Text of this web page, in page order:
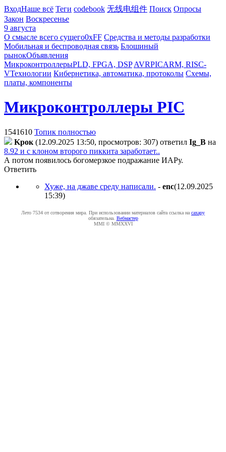
ВходНаше всё Теги codebook 无线电组件 Поиск Опросы
Закон Воскресенье
9 августа
О смысле всего сущего0xFF Средства и методы разработки
Мобильная и беспроводная связь Блошиный
рынокОбъявления
МикроконтроллерыPLD, FPGA, DSP AVRPICARM, RISC-
VТехнологии Кибернетика, автоматика, протоколы Схемы,
платы, компоненты
Микроконтроллеры PIC
1541610 Топик полностью
Kpoк (12.09.2025 13:50, просмотров: 307) ответил Ig_B на
8.92 и с клоном второго пиккита заработает..
А потом появилось богомерзкое подражание ИАРу.
Ответить
Хуже, на джаве среду написали. - enc(12.09.2025
15:39)
Лето 7534 от сотворения мира. При использовании материалов сайта ссылка на caxapу
обязательна. Вебмастер
MMI © MMXXVI